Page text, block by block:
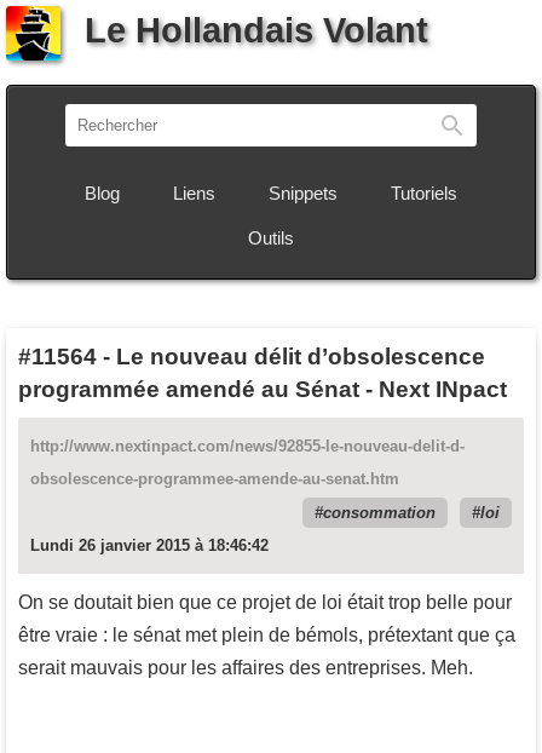
Le Hollandais Volant
Blog Liens Snippets Tutoriels
Outils
#11564 - Le nouveau délit d’obsolescence
programmée amendé au Sénat - Next INpact
http://www.nextinpact.com/news/92855-le-nouveau-delit-d-
obsolescence-programmee-amende-au-senat.htm
consommation
loi
Lundi 26 janvier 2015 à 18:46:42
On se doutait bien que ce projet de loi était trop belle pour
être vraie : le sénat met plein de bémols, prétextant que ça
serait mauvais pour les affaires des entreprises. Meh.